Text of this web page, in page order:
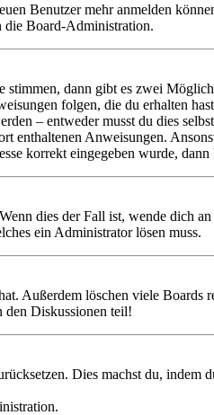
Benutzer mehr anmelden
die Board-Administration.
stimmen, dann gibt es zwei
folgen, die du erhalten
– entweder musst du dies
Anweisungen.
korrekt eingegeben wurde,
dies der Fall ist, wende dich
ein Administrator lösen muss.
Außerdem löschen viele
den Diskussionen teil!
Dies machst du, indem